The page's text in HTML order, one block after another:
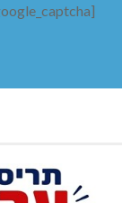
[bws_google_captcha]